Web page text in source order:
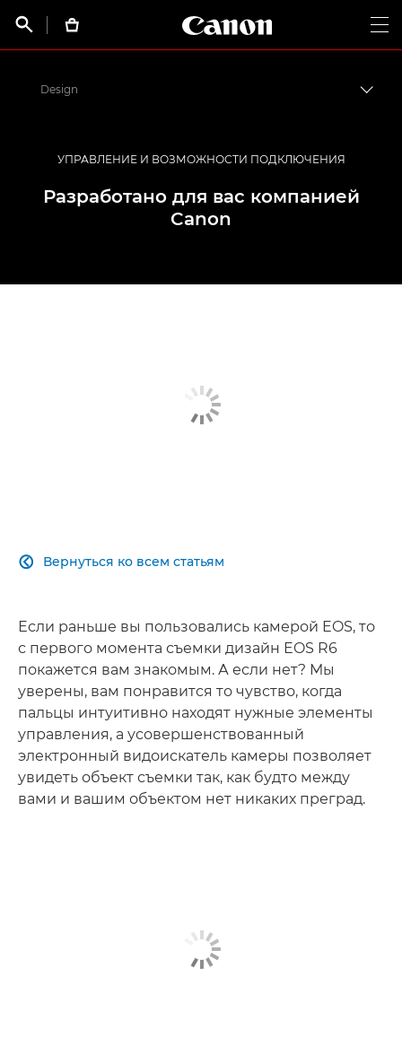
 
Canon Logo, back
Цифровые камеры
EOS R6
Design
УПРАВЛЕНИЕ И ВОЗМОЖНОСТИ ПОДКЛЮЧЕНИЯ
Разработано для вас компанией
Canon
Вернуться ко всем статьям

Если раньше вы пользовались камерой EOS, то
с первого момента съемки дизайн EOS R6
покажется вам знакомым. А если нет? Мы
уверены, вам понравится то чувство, когда
пальцы интуитивно находят нужные элементы
управления, а усовершенствованный
электронный видоискатель камеры позволяет
увидеть объект съемки так, как будто между
вами и вашим объектом нет никаких преград.